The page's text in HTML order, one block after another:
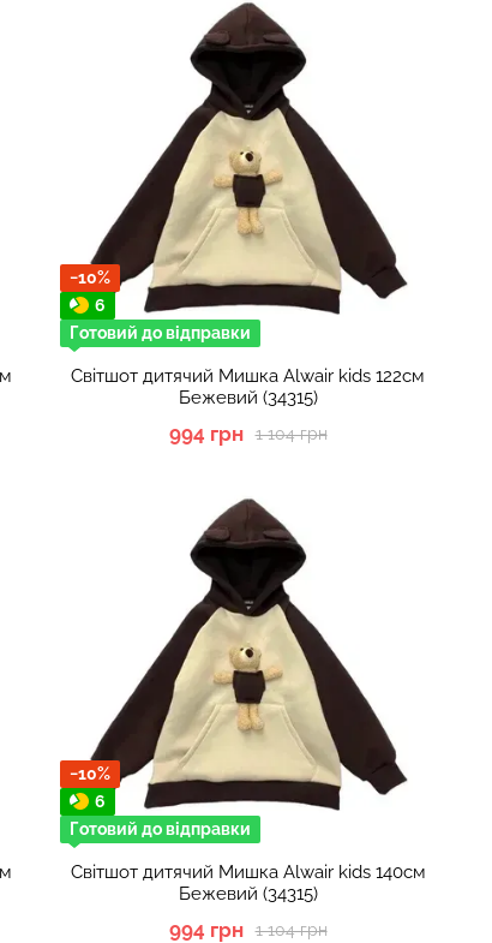
−10%
6
Готовий до відправки
Світшот дитячий Мишка Alwair kids 122см
Бежевий (34315)
1 104 грн
994 грн
−10%
6
Готовий до відправки
Світшот дитячий Мишка Alwair kids 140см
Бежевий (34315)
1 104 грн
994 грн